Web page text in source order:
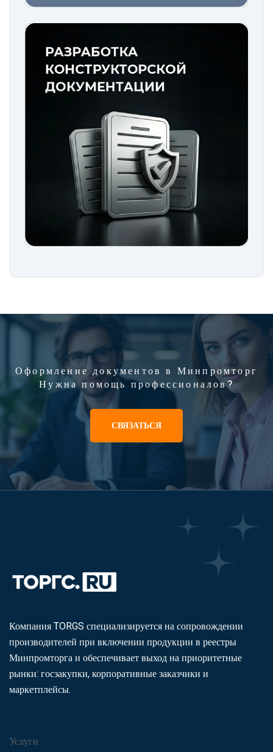
Оформление документов в Минпромторг
Нужна помощь профессионалов?
СВЯЗАТЬСЯ
Компания TORGS специализируется на сопровождении
производителей при включении продукции в реестры
Минпромторга и обеспечивает выход на приоритетные
рынки: госзакупки, корпоративные заказчики и
маркетплейсы.
Услуги